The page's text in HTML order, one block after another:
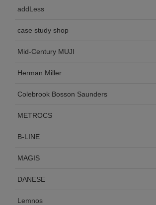
addLess
case study shop
Mid-Century MUJI
Herman Miller
Colebrook Bosson Saunders
METROCS
B-LINE
MAGIS
DANESE
Lemnos